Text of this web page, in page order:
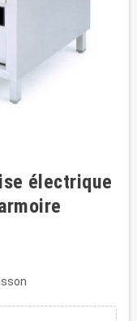
électrique